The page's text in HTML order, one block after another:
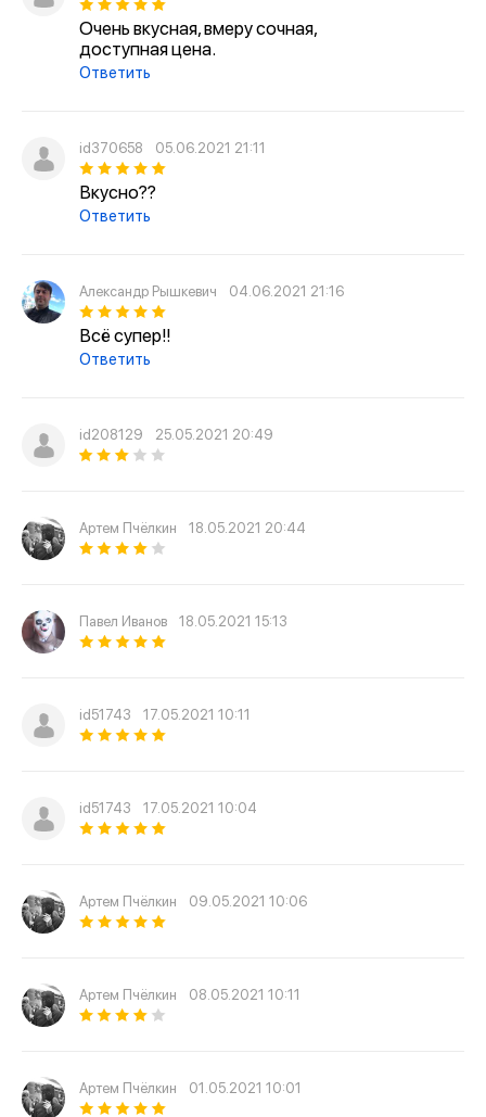
Очень вкусная, вмеру сочная,
доступная цена.
Ответить
id370658 05.06.2021 21:11
Вкусно??
Ответить
Александр Рышкевич 04.06.2021 21:16
Всё супер!!
Ответить
id208129 25.05.2021 20:49
Артем Пчёлкин 18.05.2021 20:44
Павел Иванов 18.05.2021 15:13
id51743 17.05.2021 10:11
id51743 17.05.2021 10:04
Артем Пчёлкин 09.05.2021 10:06
Артем Пчёлкин 08.05.2021 10:11
Артем Пчёлкин 01.05.2021 10:01